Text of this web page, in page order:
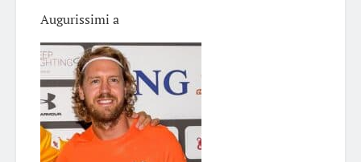
Augurissimi a